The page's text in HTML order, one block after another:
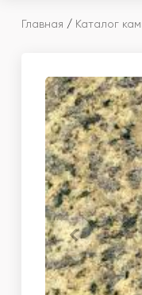
Главная / Каталог